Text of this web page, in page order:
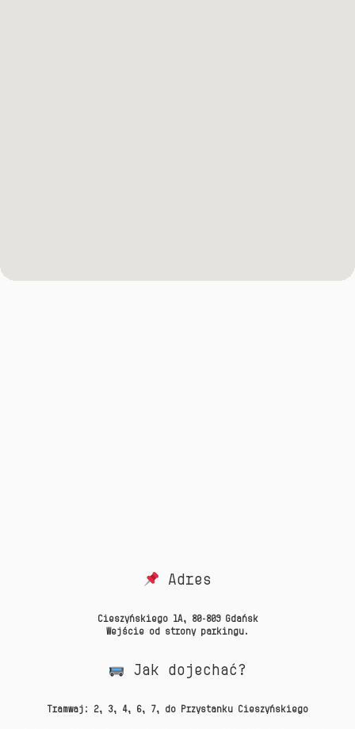
Adres
Cieszyńskiego 1A, 80-809 Gdańsk
Wejście od strony parkingu.
Jak dojechać?
Tramwaj: 2, 3, 4, 6, 7, do Przystanku Cieszyńskiego